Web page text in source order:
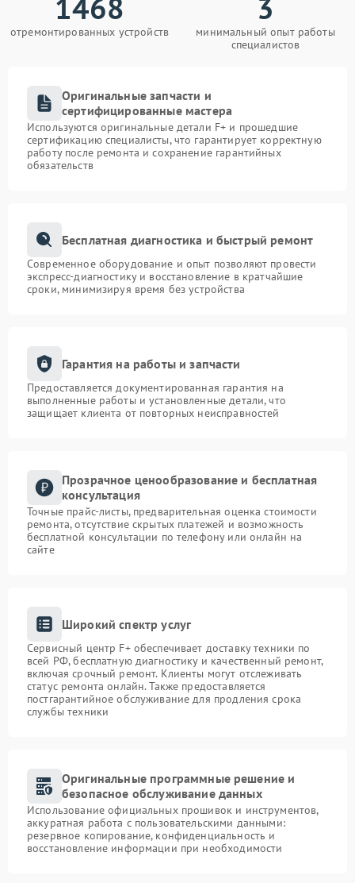
отремонтированных устройств
минимальный опыт работы
специалистов
Оригинальные запчасти и
сертифицированные мастера
Используются оригинальные детали F+ и прошедшие
сертификацию специалисты, что гарантирует корректную
работу после ремонта и сохранение гарантийных
обязательств
Бесплатная диагностика и быстрый ремонт
Современное оборудование и опыт позволяют провести
экспресс-диагностику и восстановление в кратчайшие
сроки, минимизируя время без устройства
Гарантия на работы и запчасти
Предоставляется документированная гарантия на
выполненные работы и установленные детали, что
защищает клиента от повторных неисправностей
Прозрачное ценообразование и бесплатная
консультация
Точные прайс-листы, предварительная оценка стоимости
ремонта, отсутствие скрытых платежей и возможность
бесплатной консультации по телефону или онлайн на
сайте
Широкий спектр услуг
Сервисный центр F+ обеспечивает доставку техники по
всей РФ, бесплатную диагностику и качественный ремонт,
включая срочный ремонт. Клиенты могут отслеживать
статус ремонта онлайн. Также предоставляется
постгарантийное обслуживание для продления срока
службы техники
Оригинальные программные решение и
безопасное обслуживание данных
Использование официальных прошивок и инструментов,
аккуратная работа с пользовательскими данными:
резервное копирование, конфиденциальность и
восстановление информации при необходимости